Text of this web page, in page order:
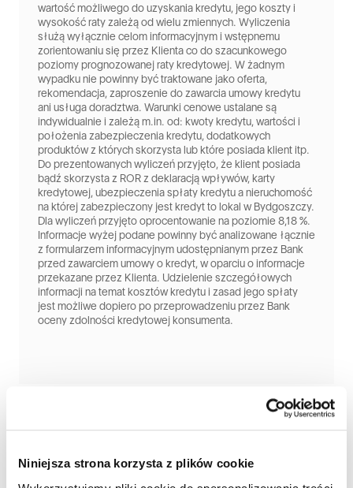
Niniejsza strona korzysta z plików cookie
wartość możliwego do uzyskania kredytu, jego koszty i
wysokość raty zależą od wielu zmiennych. Wyliczenia
służą wyłącznie celom informacyjnym i wstępnemu
zorientowaniu się przez Klienta co do szacunkowego
poziomy prognozowanej raty kredytowej. W żadnym
wypadku nie powinny być traktowane jako oferta,
rekomendacja, zaproszenie do zawarcia umowy kredytu
ani usługa doradztwa. Warunki cenowe ustalane są
indywidualnie i zależą m.in. od: kwoty kredytu, wartości i
położenia zabezpieczenia kredytu, dodatkowych
produktów z których skorzysta lub które posiada klient itp.
Do prezentowanych wyliczeń przyjęto, że klient posiada
bądź skorzysta z ROR z deklaracją wpływów, karty
kredytowej, ubezpieczenia spłaty kredytu a nieruchomość
na której zabezpieczony jest kredyt to lokal w Bydgoszczy.
Dla wyliczeń przyjęto oprocentowanie na poziomie 8,18 %.
Informacje wyżej podane powinny być analizowane łącznie
z formularzem informacyjnym udostępnianym przez Bank
przed zawarciem umowy o kredyt, w oparciu o informacje
przekazane przez Klienta. Udzielenie szczegółowych
informacji na temat kosztów kredytu i zasad jego spłaty
jest możliwe dopiero po przeprowadzeniu przez Bank
oceny zdolności kredytowej konsumenta.